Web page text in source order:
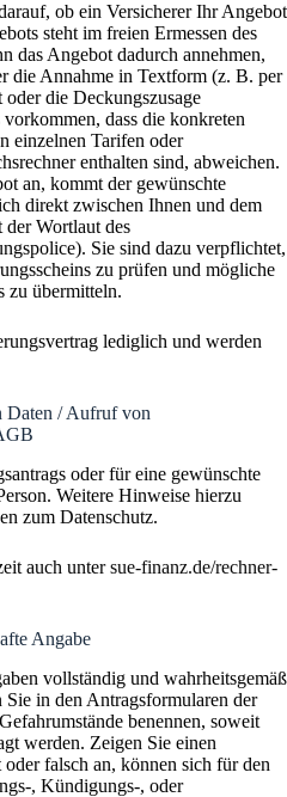
ob ein Versicherer Ihr Angebot
steht im freien Ermessen des
das Angebot dadurch annehmen,
die Annahme in Textform (z. B. per
die Deckungszusage
dass die konkreten
einzelnen Tarifen oder
enthalten sind, abweichen.
an, kommt der gewünschte
direkt zwischen Ihnen und dem
der Wortlaut des
Sie sind dazu verpflichtet,
zu prüfen und mögliche
zu übermitteln.
lediglich und werden
Daten / Aufruf von
oder für eine gewünschte
Weitere Hinweise hierzu
zum Datenschutz.
auch untersue-finanz.de/rechner-
Angabe
vollständig und wahrheitsgemäß
Sie in den Antragsformularen der
benennen, soweit
werden. Zeigen Sie einen
falsch an, können sich für den
, Kündigungs-, oder